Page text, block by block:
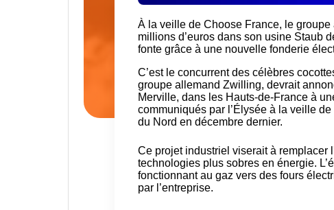
À la veille de Choose France, le
millions d’euros dans son usine Staub
fonte grâce à une nouvelle fonderie
C’est le concurrent des célèbres
groupe allemand Zwilling, devrait
Merville, dans les Hauts-de-France à
communiqués par l’Élysée à la veille
du Nord en décembre dernier.
Ce projet industriel viserait à remplacer
technologies plus sobres en énergie.
fonctionnant au gaz vers des fours
par l’entreprise.